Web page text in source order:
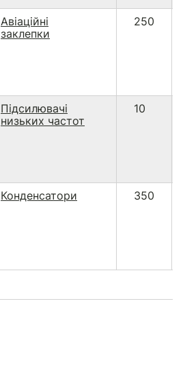
Авіаційні
заклепки
250
Підсилювачі
низьких частот
10
Конденсатори 350